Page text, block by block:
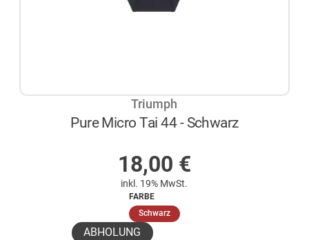
Triumph
Pure Micro Tai 44 - Schwarz
18,00 €
inkl. 19% MwSt.
FARBE
Schwarz(ausgewählt)
ABHOLUNG